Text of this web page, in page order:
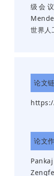
级会
世界人
论文
论文